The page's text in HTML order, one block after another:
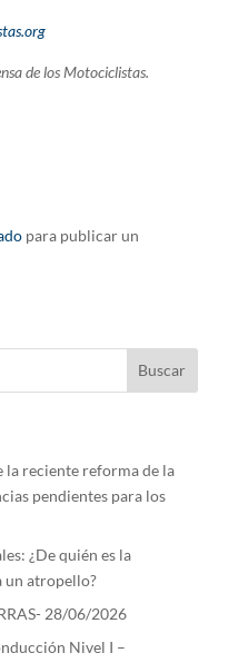
de los Motociclistas.
para publicar un
la reciente reforma de la
pendientes para los
¿De quién es la
un atropello?
28/06/2026
Nivel I –